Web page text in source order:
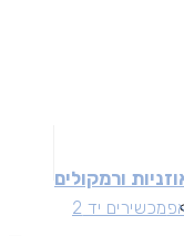
ורמקולים
מכשירים יד 2